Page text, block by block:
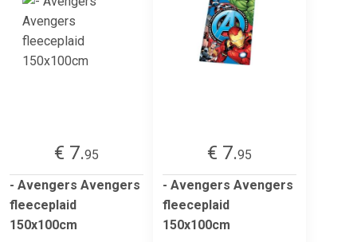
€ 7.95
- Avengers Avengers
fleeceplaid
150x100cm
€ 7.95
- Avengers Avengers
fleeceplaid
150x100cm